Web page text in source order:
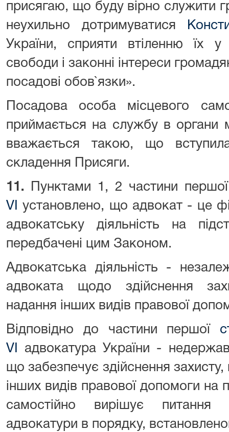
присягаю, що буду вірно служити
неухильно дотримуватися
України, сприяти втіленню їх
свободи і законні інтереси
посадові обов`язки».
Посадова особа місцевого
приймається на службу в органи
вважається такою, що
складення Присяги.
11. Пунктами 1, 2 частини
VI
установлено, що адвокат - це
адвокатську діяльність на
передбачені цим Законом.
Адвокатська діяльність -
адвоката щодо здійснення
надання інших видів правової
Відповідно до частини першої
VI
адвокатура України -
що забезпечує здійснення
інших видів правової допомоги на
самостійно вирішує питання
адвокатури в порядку,